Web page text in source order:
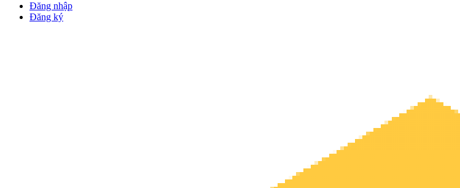
Đăng nhập
Đăng ký